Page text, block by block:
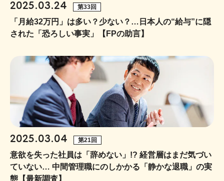
2025.03.24 第33回
「月給32万円」は多い？少ない？…日本人の“給与”に隠
された「恐ろしい事実」【FPの助言】
2025.03.04 第21回
意欲を失った社員は「辞めない」!? 経営層はまだ気づい
ていない… 中間管理職にのしかかる「静かな退職」の実
態【最新調査】